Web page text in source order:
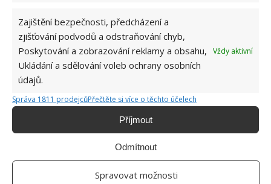
Zajištění bezpečnosti, předcházení a
zjišťování podvodů a odstraňování chyb,
Poskytování a zobrazování reklamy a obsahu,
Ukládání a sdělování voleb ochrany osobních
údajů.
Vždy aktivní
Správa 1811 prodejcůPřečtěte si více o těchto účelech
Příjmout
Odmítnout
Spravovat možnosti
Jiří Kolář
Absolvent České zemědělské
univerzity, který je již od malička
možné najít v j...[Více o autorovi]